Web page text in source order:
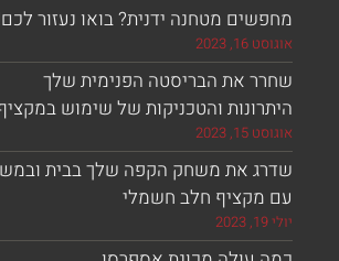
מטחנה ידנית? בואו נעזור לכם!
את הבריסטה הפנימית שלך
והטכניקות של שימוש במקציף חלב ידני
את משחק הקפה שלך בבית ובמשרד
חלב חשמלי